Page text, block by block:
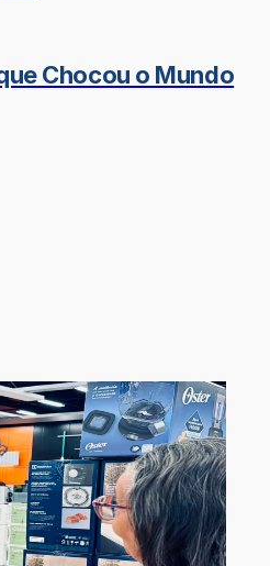
Chocou o Mundo